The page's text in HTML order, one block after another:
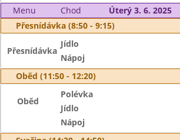
Menu
Chod
Úterý 3. 6. 2025
Přesnídávka (8:50 - 9:15)
Přesnídávka
Jídlo
Nápoj
Oběd (11:50 - 12:20)
Oběd
Polévka
Jídlo
Nápoj